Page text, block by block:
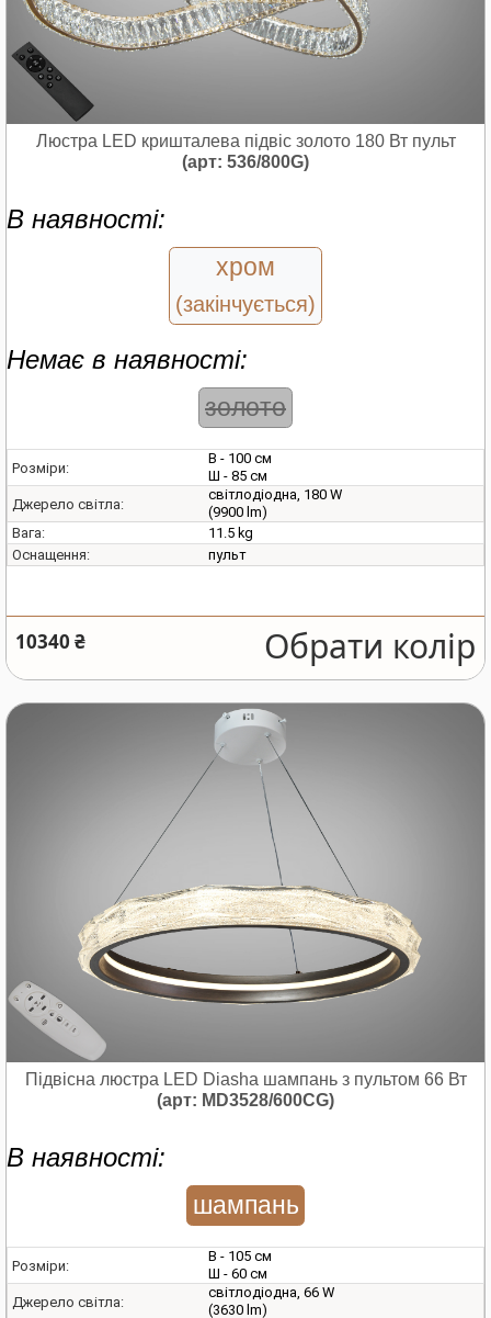
Люстра LED кришталева підвіс золото 180 Вт пульт
(арт: 536/800G)
В наявності:
хром
(закінчується)
Немає в наявності:
золото
Розміри:
В - 100 см
Ш - 85 см
Джерело світла:
світлодіодна, 180 W
(9900 lm)
Вага:
11.5 kg
Оснащення:
пульт
10340 ₴ Обрати колір
Підвісна люстра LED Diasha шампань з пультом 66 Вт
(арт: MD3528/600CG)
В наявності:
шампань
Розміри:
В - 105 см
Ш - 60 см
Джерело світла:
світлодіодна, 66 W
(3630 lm)